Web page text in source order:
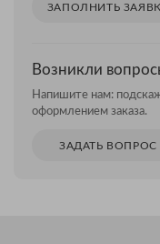
ЗАПОЛНИТЬ
Возникли
Напишите нам:
оформлением заказа.
ЗАДАТЬ ВОПРОС